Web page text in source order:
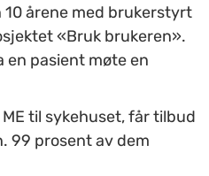
årene med brukerstyrt
«Bruk brukeren».
en pasient møte en
til sykehuset, får tilbud
99 prosent av dem